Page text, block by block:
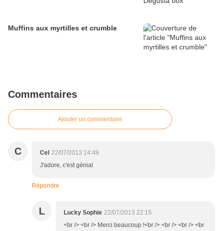
Muffins aux myrtilles et crumble
Commentaires
Ajouter un commentaire
C Cel 22/07/2013 14:49
J'adore, c'est génial
Répondre
L Lucky Sophie 22/07/2013 22:15
<br /> <br /> Merci beaucoup !<br /> <br /> <br /> <br